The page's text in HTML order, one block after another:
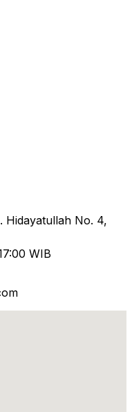
Hidayatullah No. 4,
WIB